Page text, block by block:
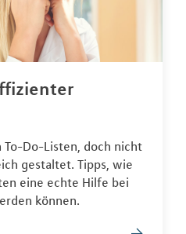
Do-Listen, doch nicht
gestaltet. Tipps, wie
eine echte Hilfe bei
können.